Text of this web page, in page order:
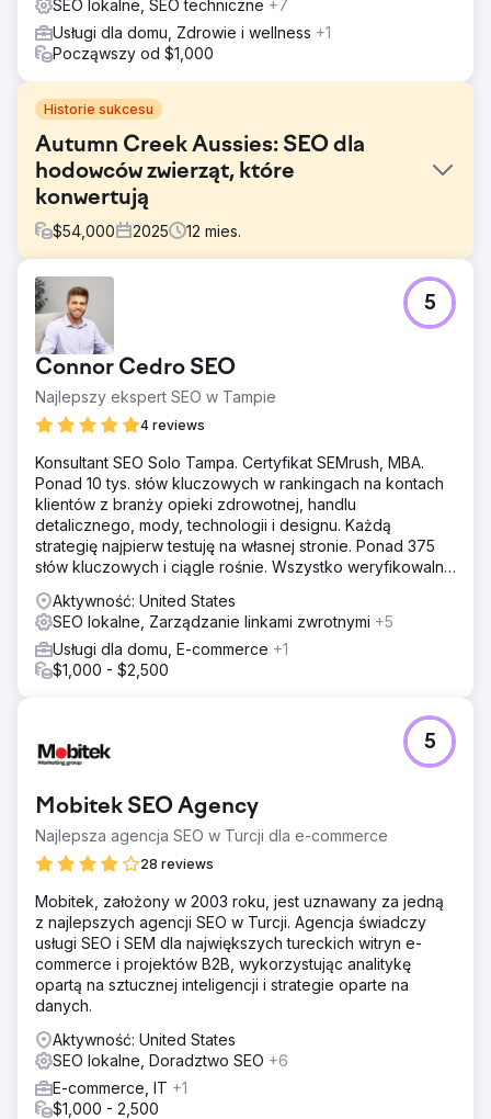
SEO lokalne, SEO techniczne +7
Usługi dla domu, Zdrowie i wellness +1
Począwszy od $1,000
Historie sukcesu
Autumn Creek Aussies: SEO dla
hodowców zwierząt, które
konwertują
$54,000 2025 12 mies.
Problem
Autumn Creek Aussie potrzebowało miejsca, które
mogłoby konkurować z dużymi targowiskami szczeniąt,
jednocześnie budując prawdziwe zaufanie rodzin. Musieli
komunikować referencje AKC, standardy zdrowotne i
transparentne ceny, a jednocześnie edukować
kupujących, którzy podejmowali emocjonalną i finansową
decyzję na rynku pełnym oszustów.
Rozwiązanie
Apptage stworzyło witrynę łączącą e-commerce z
bogatymi treściami edukacyjnymi. Dynamiczna sekcja
ofert szczeniąt, poradniki dotyczące pielęgnacji ras i
przejrzyste ceny – wszystko to współgrało ze sobą. SEO
ukierunkowało wyszukiwanie szerokie i długie na
wyszukiwania dotyczące hodowli owczarków
australijskich na Florydzie, z szybkimi galeriami zdjęć i
pełną optymalizacją mobilną.
Wyniki
australijski hodowca Dade City” (pozycja 1). Średnia
pozycja: 11,3. Widoczność w wyszukiwarce: 71%. Średnia
sesja: 4,8 strony, 6:23 minuty. Konwersja zapytań: 8,2%.
Cykl sprzedaży skrócony z 12 do 5 dni. Ruch organiczny:
67% (w porównaniu z 11% z platform sprzedażowych).
Wzrost wyszukiwań marek o 890%.
Przejdź do strony agencji
Connor Cedro SEO
Najlepszy ekspert SEO w Tampie
4 reviews
5
Konsultant SEO Solo Tampa. Certyfikat SEMrush, MBA.
Ponad 10 tys. słów kluczowych w rankingach na kontach
klientów z branży opieki zdrowotnej, handlu
detalicznego, mody, technologii i designu. Każdą
strategię najpierw testuję na własnej stronie. Ponad 375
słów kluczowych i ciągle rośnie. Wszystko weryfikowalne
Aktywność: United States
SEO lokalne, Zarządzanie linkami zwrotnymi +5
Usługi dla domu, E-commerce +1
$1,000 - $2,500
Mobitek SEO Agency
Najlepsza agencja SEO w Turcji dla e-commerce
28 reviews
5
Mobitek, założony w 2003 roku, jest uznawany za jedną
z najlepszych agencji SEO w Turcji. Agencja świadczy
usługi SEO i SEM dla największych tureckich witryn e-
commerce i projektów B2B, wykorzystując analitykę
opartą na sztucznej inteligencji i strategie oparte na
danych.
Aktywność: United States
SEO lokalne, Doradztwo SEO +6
E-commerce, IT +1
$1,000 - 2,500